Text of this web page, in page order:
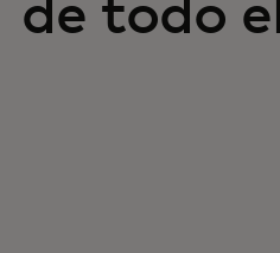
de todo